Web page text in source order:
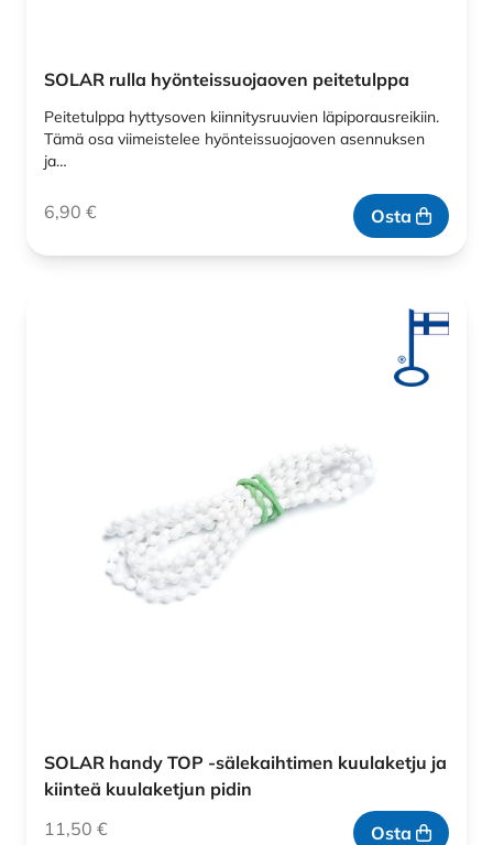
SOLAR rulla hyönteissuojaoven peitetulppa
Peitetulppa hyttysoven kiinnitysruuvien läpiporausreikiin.
Tämä osa viimeistelee hyönteissuojaoven asennuksen
ja…
6,90 € Osta
SOLAR handy TOP -sälekaihtimen kuulaketju ja
kiinteä kuulaketjun pidin
11,50 € Osta